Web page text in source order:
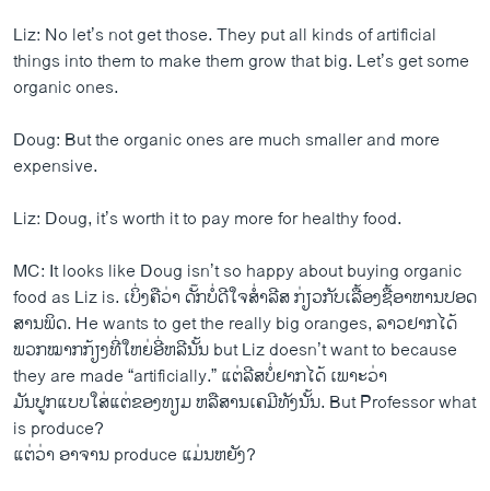
Liz: No let’s not get those. They put all kinds of artificial
things into them to make them grow that big. Let’s get some
organic ones.
Doug: But the organic ones are much smaller and more
expensive.
Liz: Doug, it’s worth it to pay more for healthy food.
MC: It looks like Doug isn’t so happy about buying organic
food as Liz is. ​ເບິ່ງຄື​ວ່າ ດັ໊ກບໍ່​ດີ​ໃຈ​ສ່ຳ​ລີ​ສ ກ່ຽວ​ກັບ​ເລື້ອງ​ຊື້​ອາຫານ​ປອດ​
ສານພິດ. He wants to get the really big oranges, ລາວຢາກ​ໄດ້​
ພວກໝາກກ້ຽງ​ທີ່​ໃຫຍ່​ອີ່ຫລີນັ້ນ but Liz doesn’t want to because
they are made “artificially.” ​ແຕ່​ລີ​ສບໍ່​ຢາກ​ໄດ້ ເພາະວ່າ
​ມັນປູ​ກ​ແບບ​ໃສ່​ແຕ່​ຂອງ​ທຽມ ຫລື​ສານ​ເຄມີທັງ​ນັ້ນ. But Professor what
is produce? ​
ແຕ່​ວ່າ ອາຈານ produce ​ແມ່ນ​ຫຍັງ?